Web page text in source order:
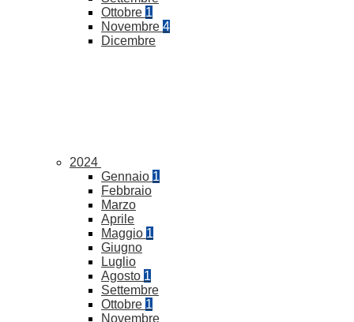
Ottobre 1
Novembre 4
Dicembre
2024
Gennaio 1
Febbraio
Marzo
Aprile
Maggio 1
Giugno
Luglio
Agosto 1
Settembre
Ottobre 1
Novembre